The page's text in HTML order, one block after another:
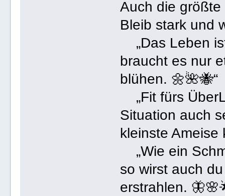
Auch die
Bleib stark und
„Das Leben
braucht es nur
blühen. 🌼🌺🐝“
„Fit fürs
Situation auch
kleinste Ameise
„Wie ein
so wirst auch
erstrahlen.